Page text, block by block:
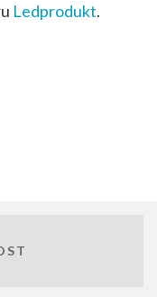
Ledprodukt.